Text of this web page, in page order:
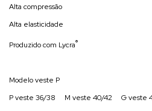
Alta compressão
Alta elasticidade
Produzido com Lycra®
Modelo veste P
P veste 36/38 M veste 40/42 G veste